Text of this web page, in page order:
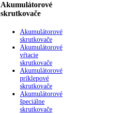
Akumulátorové
skrutkovače
Akumulátorové
skrutkovače
Akumulátorové
vŕtacie
skrutkovače
Akumulátorové
príklepové
skrutkovače
Akumulátorové
špeciálne
skrutkovače